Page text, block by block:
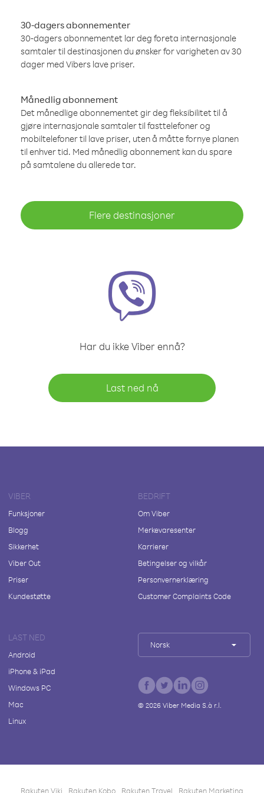
30-dagers abonnementer
30-dagers abonnementet lar deg foreta internasjonale
samtaler til destinasjonen du ønsker for varigheten av 30
dager med Vibers lave priser.
Månedlig abonnement
Det månedlige abonnementet gir deg fleksibilitet til å
gjøre internasjonale samtaler til fasttelefoner og
mobiltelefoner til lave priser, uten å måtte fornye planen
til enhver tid. Med månedlig abonnement kan du spare
på samtalene du allerede tar.
Flere destinasjoner
Har du ikke Viber ennå?
Last ned nå
VIBER
Funksjoner
Blogg
Sikkerhet
Viber Out
Priser
Kundestøtte
BEDRIFT
Om Viber
Merkevaresenter
Karrierer
Betingelser og vilkår
Personvernerklæring
Customer Complaints Code
LAST NED
Android
iPhone & iPad
Windows PC
Mac
Linux
Norsk
© 2026Viber Media S.à r.l.
Rakuten Viki Rakuten Kobo Rakuten Travel Rakuten Marketing